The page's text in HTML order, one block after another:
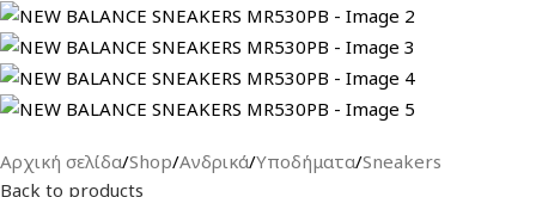
Αρχική σελίδα/Shop/Ανδρικά/Υποδήματα/Sneakers
Back to products